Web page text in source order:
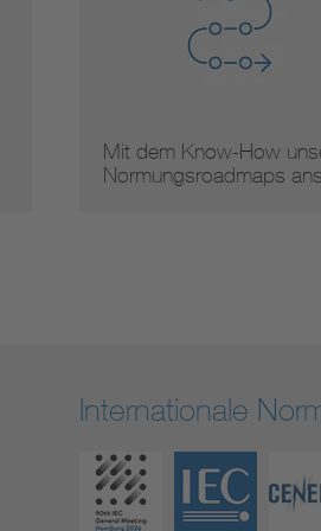
Mit dem Know-How
Normungsroadmaps
Internationale